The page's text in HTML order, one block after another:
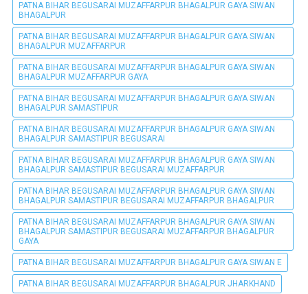
PATNA BIHAR BEGUSARAI MUZAFFARPUR BHAGALPUR GAYA SIWAN
BHAGALPUR
PATNA BIHAR BEGUSARAI MUZAFFARPUR BHAGALPUR GAYA SIWAN
BHAGALPUR MUZAFFARPUR
PATNA BIHAR BEGUSARAI MUZAFFARPUR BHAGALPUR GAYA SIWAN
BHAGALPUR MUZAFFARPUR GAYA
PATNA BIHAR BEGUSARAI MUZAFFARPUR BHAGALPUR GAYA SIWAN
BHAGALPUR SAMASTIPUR
PATNA BIHAR BEGUSARAI MUZAFFARPUR BHAGALPUR GAYA SIWAN
BHAGALPUR SAMASTIPUR BEGUSARAI
PATNA BIHAR BEGUSARAI MUZAFFARPUR BHAGALPUR GAYA SIWAN
BHAGALPUR SAMASTIPUR BEGUSARAI MUZAFFARPUR
PATNA BIHAR BEGUSARAI MUZAFFARPUR BHAGALPUR GAYA SIWAN
BHAGALPUR SAMASTIPUR BEGUSARAI MUZAFFARPUR BHAGALPUR
PATNA BIHAR BEGUSARAI MUZAFFARPUR BHAGALPUR GAYA SIWAN
BHAGALPUR SAMASTIPUR BEGUSARAI MUZAFFARPUR BHAGALPUR
GAYA
PATNA BIHAR BEGUSARAI MUZAFFARPUR BHAGALPUR GAYA SIWAN E
PATNA BIHAR BEGUSARAI MUZAFFARPUR BHAGALPUR JHARKHAND